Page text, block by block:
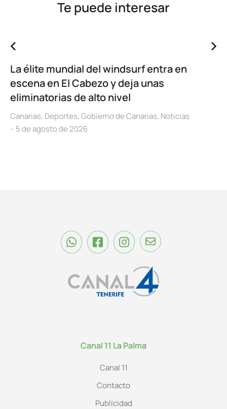
Te puede interesar
La élite mundial del windsurf entra en
escena en El Cabezo y deja unas
eliminatorias de alto nivel
Canarias, Deportes, Gobierno de Canarias, Noticias
5 de agosto de 2026
Canal 11 La Palma
Canal 11
Contacto
Publicidad